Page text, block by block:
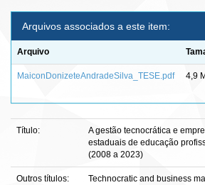
Arquivos associados a este item:
Arquivo
MaiconDonizeteAndradeSilva_TESE.pdf 4,9
Título:
A gestão tecnocrática e
estaduais de educação
(2008 a 2023)
Outros títulos:
Technocratic and business